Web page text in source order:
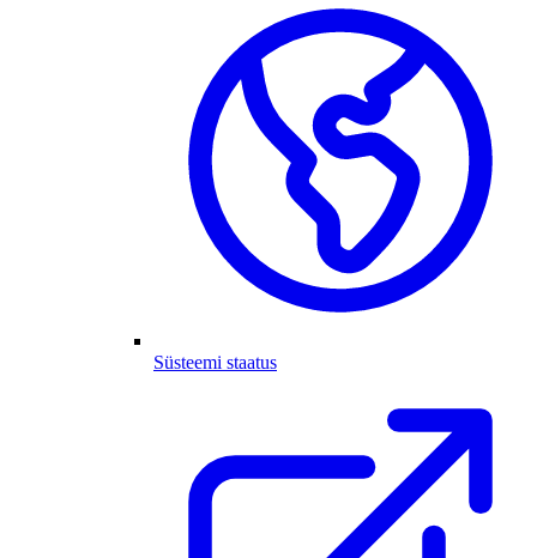
Süsteemi staatus